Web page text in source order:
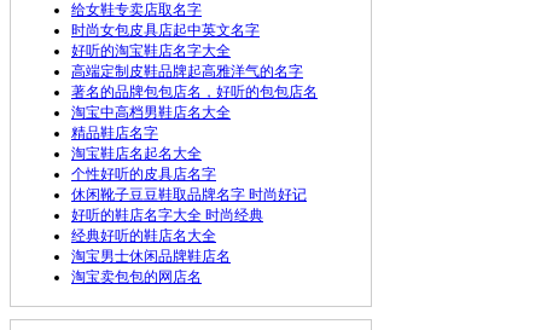
给女鞋专卖店取名字
时尚女包皮具店起中英文名字
好听的淘宝鞋店名字大全
高端定制皮鞋品牌起高雅洋气的名字
著名的品牌包包店名，好听的包包店名
淘宝中高档男鞋店名大全
精品鞋店名字
淘宝鞋店名起名大全
个性好听的皮具店名字
休闲靴子豆豆鞋取品牌名字 时尚好记
好听的鞋店名字大全 时尚经典
经典好听的鞋店名大全
淘宝男士休闲品牌鞋店名
淘宝卖包包的网店名